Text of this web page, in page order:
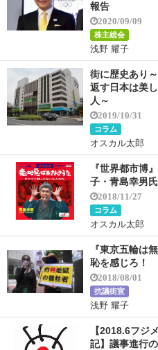
報告
2020/09/09
株主総会
浅野 耀子
街に歴史あり
返す日本は美
人～
2019/10/31
コラム
オスカル太郎
『世界都市博
子・青島幸男氏
2018/11/27
コラム
オスカル太郎
『東京五輪は
恥を感じろ！
2018/08/01
抗議街宣
浅野 耀子
【2018.6フジ
記】議事進行